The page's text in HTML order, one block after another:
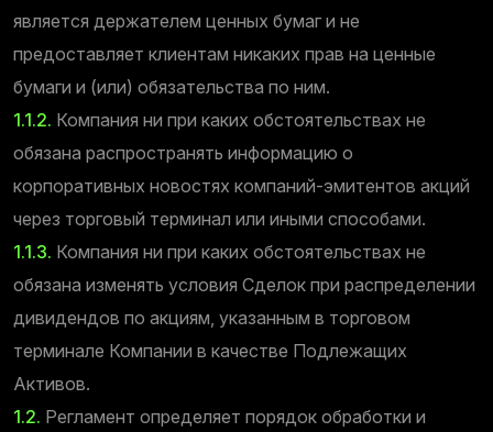
является держателем ценных бумаг и не
предоставляет клиентам никаких прав на ценные
бумаги и (или) обязательства по ним.
1.1.2. Компания ни при каких обстоятельствах не
обязана распространять информацию о
корпоративных новостях компаний-эмитентов акций
через торговый терминал или иными способами.
1.1.3. Компания ни при каких обстоятельствах не
обязана изменять условия Сделок при распределении
дивидендов по акциям, указанным в торговом
терминале Компании в качестве Подлежащих
Активов.
1.2. Регламент определяет порядок обработки и